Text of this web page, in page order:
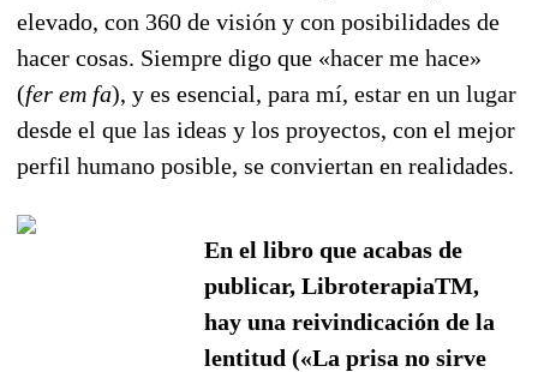
elevado, con 360 de visión y con posibilidades de
hacer cosas. Siempre digo que «hacer me hace»
(fer em fa), y es esencial, para mí, estar en un lugar
desde el que las ideas y los proyectos, con el mejor
perfil humano posible, se conviertan en realidades.
En el libro que acabas de
publicar, LibroterapiaTM,
hay una reivindicación de la
lentitud («La prisa no sirve